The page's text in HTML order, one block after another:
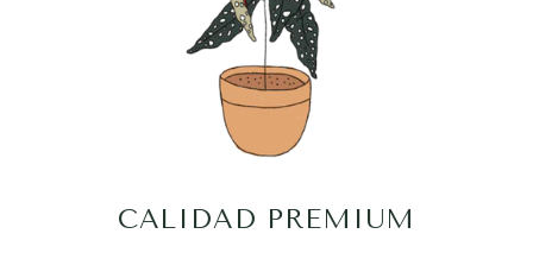
CALIDAD PREMIUM